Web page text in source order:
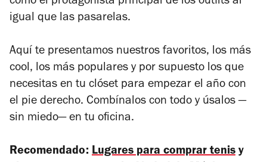
igual que las pasarelas.
Aquí te presentamos nuestros favoritos, los más
cool, los más populares y por supuesto los que
necesitas en tu clóset para empezar el año con
el pie derecho. Combínalos con todo y úsalos —
sin miedo—en tu oficina.
Recomendado: Lugares para comprar tenis y